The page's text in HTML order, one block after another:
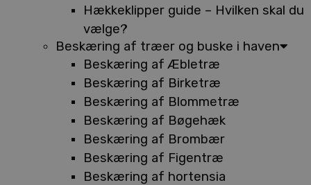
Hækkeklipper guide – Hvilken skal du
vælge?
Beskæring af træer og buske i haven
Beskæring af Æbletræ
Beskæring af Birketræ
Beskæring af Blommetræ
Beskæring af Bøgehæk
Beskæring af Brombær
Beskæring af Figentræ
Beskæring af hortensia